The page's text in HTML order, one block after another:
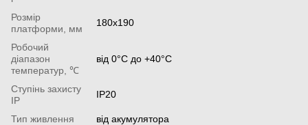
Розмір
платформи, мм
180х190
Робочий
діапазон
температур, ℃
від 0°С до +40°С
Ступінь захисту
IP
IP20
Тип живлення
від акумулятора